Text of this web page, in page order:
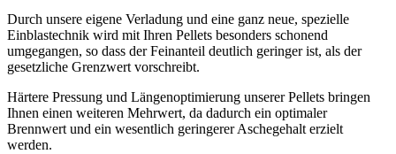
Durch unsere eigene Verladung und eine ganz neue, spezielle
Einblastechnik wird mit Ihren Pellets besonders schonend
umgegangen, so dass der Feinanteil deutlich geringer ist, als der
gesetzliche Grenzwert vorschreibt.
Härtere Pressung und Längenoptimierung unserer Pellets bringen
Ihnen einen weiteren Mehrwert, da dadurch ein optimaler
Brennwert und ein wesentlich geringerer Aschegehalt erzielt
werden.